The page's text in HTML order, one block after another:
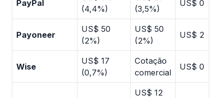
PayPal
(4,4%)
(3,5%)
US$ 0
Payoneer
US$ 50
(2%)
US$ 50
(2%)
US$ 2
Wise
US$ 17
(0,7%)
Cotação
comercial
US$ 0
US$ 12